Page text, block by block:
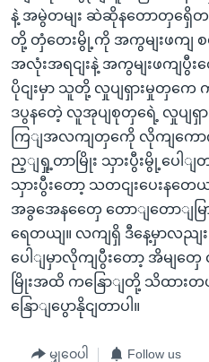
နဲ့ အမွဲတမျး ဆဲဆိုနတောတှရှေိတ
တို့ တှံတေးမွို့ကို အကွမျးဖကျ စ
အလုံးအရငျးနဲ့ အကွမျးဖကျပွီး
ပိုငျးမှာ သူတို့ လှုပျရှားမှုတှကေ
ဒပွနတေဲ့ လူအုပျစုတှရေဲ့ လှုပျရှ
ကြျအလကျတှကေို လိုကျကောကျတ
ည့ျရှု့တာမြိုး သှားပွီးမွို့ပေါျ
သှားပွီးတော့ သတငျးပေးနတ
အခွအေနတှေေ တောျတောျမြ
ရေတယျ။ လကျရှိ ဒီနေ့မှာလည
ပေါျမှာလိုကျပွီးတော့ အိမျ
မြိုးအထိ ကနြောျတို့ သိထားတ
နြောျပွောနိုငျတာပါ။
မျှဝေပါ Follow us